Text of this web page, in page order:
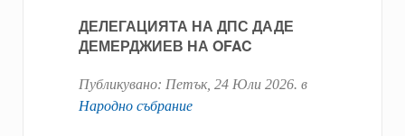
ДЕЛЕГАЦИЯТА НА ДПС ДАДЕ
ДЕМЕРДЖИЕВ НА OFAC
Публикувано: Петък, 24 Юли 2026. в
Народно събрание